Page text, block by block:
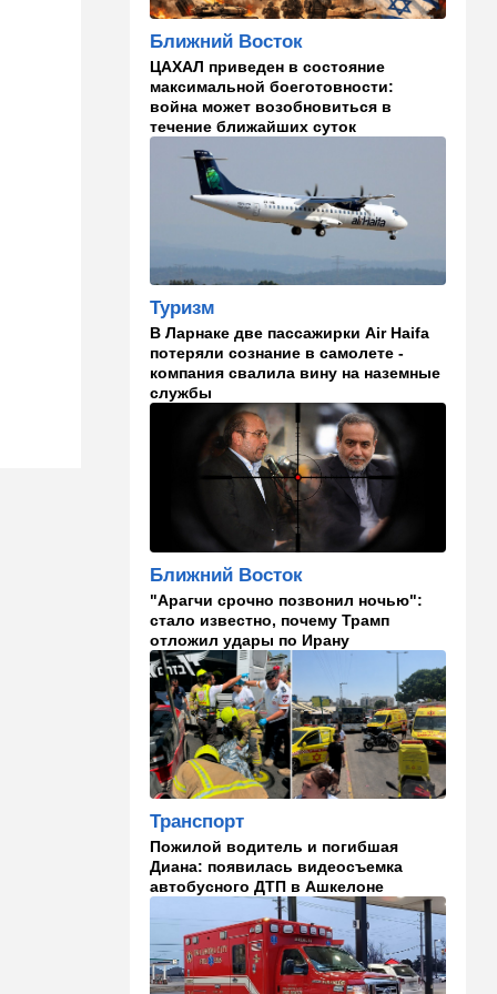
погибшие
Дружить против Израиля:
Иран просится в мекканский
союз
В мире
CNN: генерал Кейн ищет
способ выйти из войны с
00:32 Израиль
Погода в Израиле на
23:57 Мнения
Страсть к творчеству
В мире
"Нью-Йорк таймс"
опубликовал новый поклеп
на Израиль, рассердив
генконсула
22:52 В мире
И грянул Грэм: Сенат США
одобрил ужесточение
санкций против России и
Ирана
22:33 Транспорт
Почему Израиль до сих пор
не решил проблему пробок,
несмотря на вложенные
миллиарды
21:56 Ближний Восток
Вывести войска: ливанцы
уповают на будущие
израильские выборы
21:45 Мнения
И еще про Иран…
Ближний Восток
ЦАХАЛ приведен в состояние
максимальной боеготовности:
война может возобновиться в
течение ближайших суток
Туризм
В Ларнаке две пассажирки Air Haifa
потеряли сознание в самолете -
компания свалила вину на наземные
службы
Ближний Восток
"Арагчи срочно позвонил ночью":
стало известно, почему Трамп
отложил удары по Ирану
Транспорт
Пожилой водитель и погибшая
Диана: появилась видеосъемка
автобусного ДТП в Ашкелоне